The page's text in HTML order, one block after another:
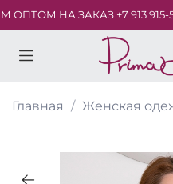
НА ЗАКАЗ +7 913 915-
Главная Женская